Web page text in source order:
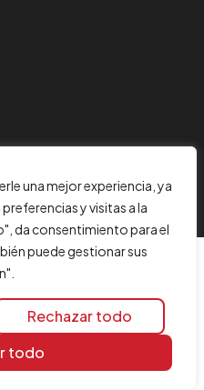
una mejor experiencia, ya
y visitas a la
da consentimiento para el
puede gestionar sus
Rechazar todo
todo